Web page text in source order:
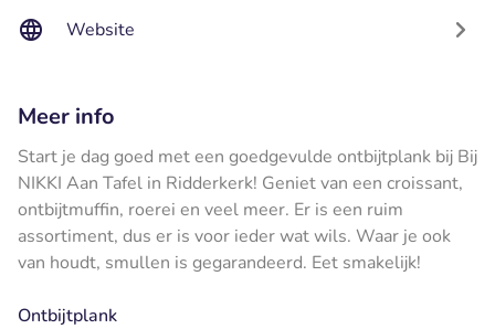
Website
Meer info
Start je dag goed met een goedgevulde ontbijtplank bij Bij
NIKKI Aan Tafel in Ridderkerk! Geniet van een croissant,
ontbijtmuffin, roerei en veel meer. Er is een ruim
assortiment, dus er is voor ieder wat wils. Waar je ook
van houdt, smullen is gegarandeerd. Eet smakelijk!
Ontbijtplank